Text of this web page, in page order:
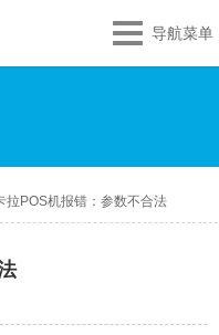
导航菜单
拉POS机报错：参数不合法